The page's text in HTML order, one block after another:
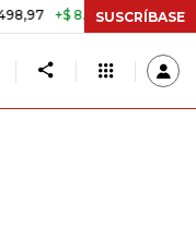
8.753,81 +2,19% TASA
SUSCRÍBASE